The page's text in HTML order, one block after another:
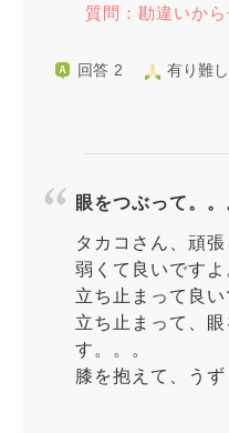
質問：勘違いか
回答 2 有り難
眼をつぶって。。
タカコさん、頑張
弱くて良いですよ
立ち止まって良い
立ち止まって、
す。。。
膝を抱えて、うず